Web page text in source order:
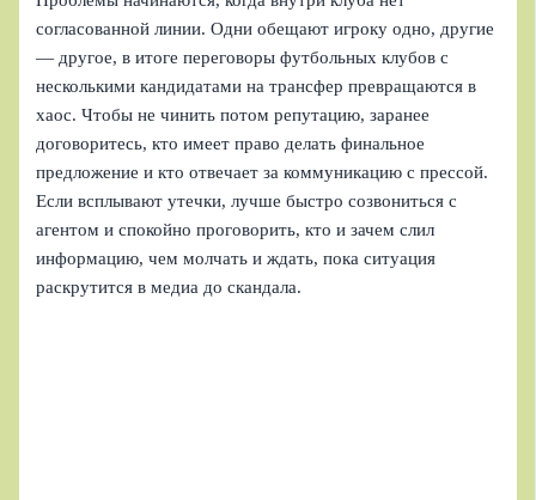
согласованной линии. Одни обещают игроку одно, другие
— другое, в итоге переговоры футбольных клубов с
несколькими кандидатами на трансфер превращаются в
хаос. Чтобы не чинить потом репутацию, заранее
договоритесь, кто имеет право делать финальное
предложение и кто отвечает за коммуникацию с прессой.
Если всплывают утечки, лучше быстро созвониться с
агентом и спокойно проговорить, кто и зачем слил
информацию, чем молчать и ждать, пока ситуация
раскрутится в медиа до скандала.